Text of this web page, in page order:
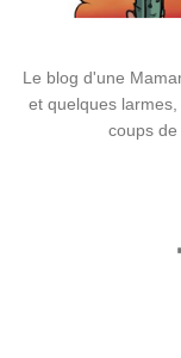
Le blog d'une
et quelques
coups